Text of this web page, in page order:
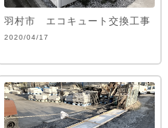
羽村市 エコキュート交換工事
2020/04/17